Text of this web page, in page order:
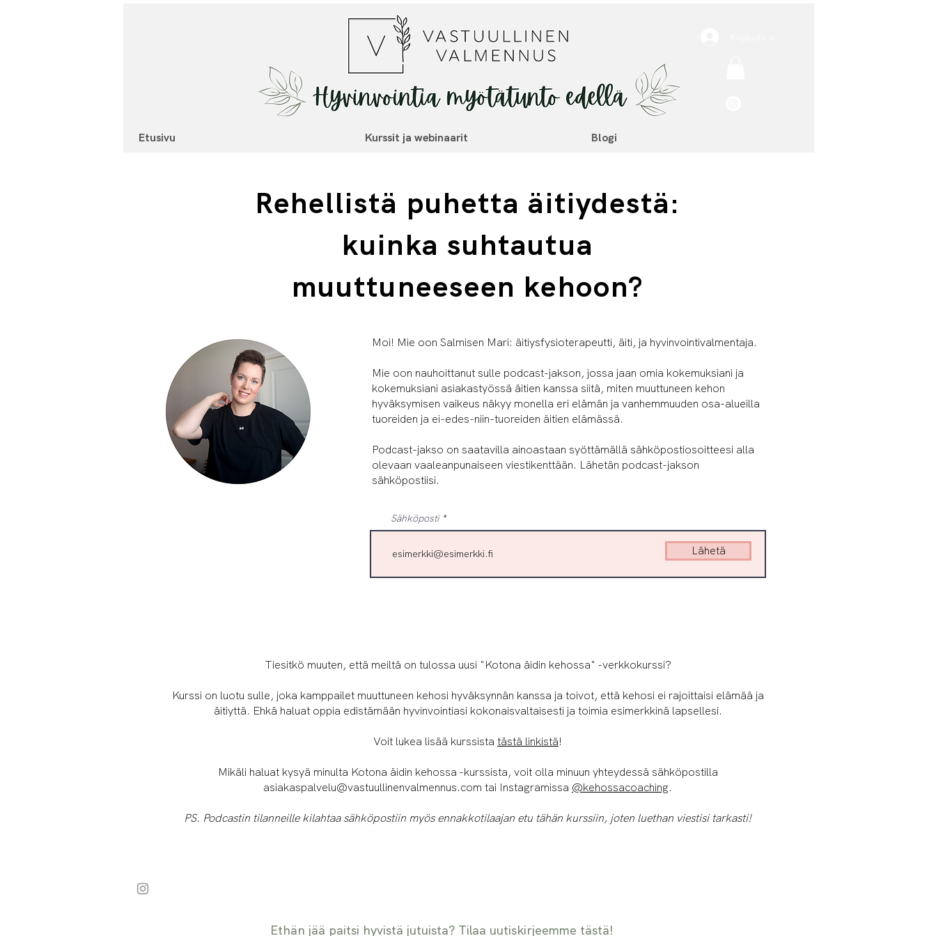
Etusivu Kurssit ja webinaarit Blogi
Rehellistä puhetta äitiydestä:
kuinka suhtautua
muuttuneeseen kehoon?
Moi! Mie oon Salmisen Mari: äitiysfysioterapeutti, äiti, ja hyvinvointivalmentaja.
Mie oon nauhoittanut sulle podcast-jakson, jossa jaan omia kokemuksiani ja
kokemuksiani asiakastyössä äitien kanssa siitä, miten muuttuneen kehon
hyväksymisen vaikeus näkyy monella eri elämän ja vanhemmuuden osa-alueilla
tuoreiden ja ei-edes-niin-tuoreiden äitien elämässä.
Podcast-jakso on saatavilla ainoastaan syöttämällä sähköpostiosoitteesi alla
olevaan vaaleanpunaiseen viestikenttään. Lähetän podcast-jakson
sähköpostiisi.
Sähköposti
Lähetä
Tiesitkö muuten, että meiltä on tulossa uusi "Kotona äidin kehossa" -verkkokurssi?
Kurssi on luotu sulle, joka kamppailet muuttuneen kehosi hyväksynnän kanssa ja toivot, että kehosi ei rajoittaisi elämää ja
äitiyttä. Ehkä haluat oppia edistämään hyvinvointiasi kokonaisvaltaisesti ja toimia esimerkkinä lapsellesi.
Voit lukea lisää kurssista tästä linkistä!
Mikäli haluat kysyä minulta Kotona äidin kehossa -kurssista, voit olla minuun yhteydessä sähköpostilla
asiakaspalvelu@vastuullinenvalmennus.com tai Instagramissa @kehossacoaching.
PS. Podcastin tilanneille kilahtaa sähköpostiin myös ennakkotilaajan etu tähän kurssiin, joten luethan viestisi tarkasti!
Ethän jää paitsi hyvistä jutuista? Tilaa uutiskirjeemme tästä!